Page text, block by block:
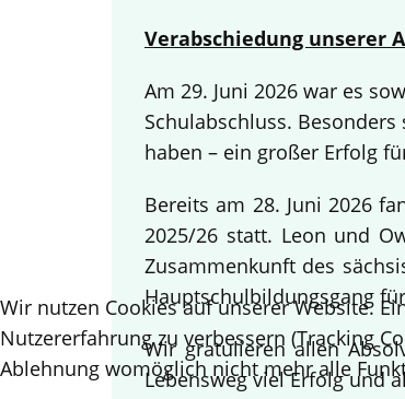
Verabschiedung unserer
Am 29. Juni 2026 war es
Schulabschluss.
haben – ein großer Erfolg
Bereits am 28. Juni 2026
2025/26 statt. Leon und
Zusammenkunft des
Hauptschulbildungsgang
Wir gratulieren allen
Lebensweg viel Erfolg und
Wir nutzen Cookies auf unserer Website.
Nutzererfahrung zu verbessern (Tracking
Ablehnung womöglich nicht mehr alle